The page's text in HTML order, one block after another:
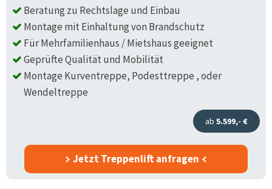
Beratung zu Rechtslage und Einbau
Montage mit Einhaltung von Brandschutz
Für Mehrfamilienhaus / Mietshaus geeignet
Geprüfte Qualität und Mobilität
Montage Kurventreppe, Podesttreppe , oder
Wendeltreppe
ab 5.599,- €
Jetzt Treppenlift anfragen